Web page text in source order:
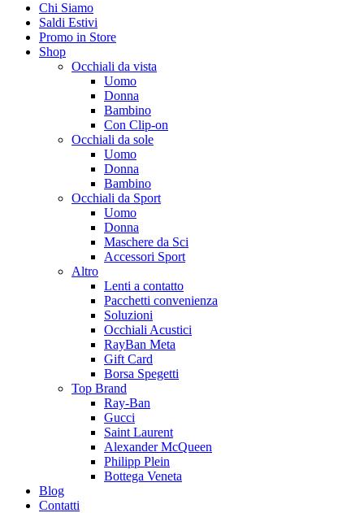
Chi Siamo
Saldi Estivi
Promo in Store
Shop
Occhiali da vista
Uomo
Donna
Bambino
Con Clip-on
Occhiali da sole
Uomo
Donna
Bambino
Occhiali da Sport
Uomo
Donna
Maschere da Sci
Accessori Sport
Altro
Lenti a contatto
Pacchetti convenienza
Soluzioni
Occhiali Acustici
RayBan Meta
Gift Card
Borsa Spegetti
Top Brand
Ray-Ban
Gucci
Saint Laurent
Alexander McQueen
Philipp Plein
Bottega Veneta
Blog
Contatti